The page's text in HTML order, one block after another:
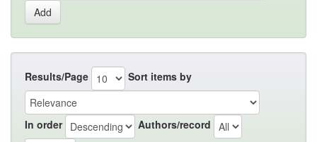
Results/Page Sort items by
In order Authors/record